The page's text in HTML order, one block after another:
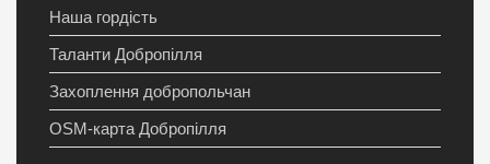
Наша гордість
Таланти Добропілля
Захоплення добропольчан
OSM-карта Добропілля